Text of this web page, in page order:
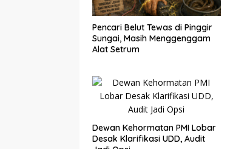
Pencari Belut Tewas di Pinggir
Sungai, Masih Menggenggam
Alat Setrum
Dewan Kehormatan PMI Lobar
Desak Klarifikasi UDD, Audit